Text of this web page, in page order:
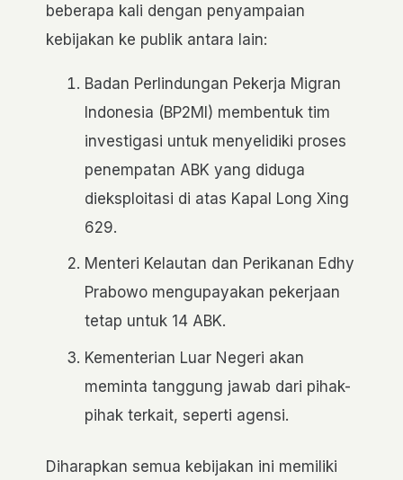
beberapa kali dengan penyampaian
kebijakan ke publik antara lain:
Badan Perlindungan Pekerja Migran
Indonesia (BP2MI) membentuk tim
investigasi untuk menyelidiki proses
penempatan ABK yang diduga
dieksploitasi di atas Kapal Long Xing
629.
Menteri Kelautan dan Perikanan Edhy
Prabowo mengupayakan pekerjaan
tetap untuk 14 ABK.
Kementerian Luar Negeri akan
meminta tanggung jawab dari pihak-
pihak terkait, seperti agensi.
Diharapkan semua kebijakan ini memiliki